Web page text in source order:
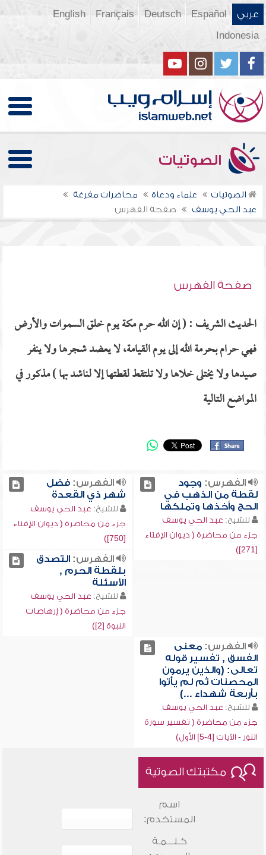
عربي Español
Deutsch
Français
English
Indonesia
الصوتيات
الصوتيات علماء ودعاة
محاضرات مفرغة
عبد الحي يوسف
صفحة الفهرس
صفحة الفهرس
الحديث الشريف : ( إن الله حرم مكة يوم خلق السموات والأرض
فهي حرام بحرمة الله إلى يوم القيامة، لا يعضد شجرها ولا ينفر
صيدها ولا يختلى خلاها ولا تلتقط لقطتها إلا لناشد بها ) مذكور في
المواضع التالية
الفهرس: وجود
لقطة من الذهب في
الحج وأخذها وتملكها
للشيخ: عبد الحي يوسف
جزء من محاضرة ( ديوان الإفتاء
[271])
الفهرس:فضل
شهر ذي القعدة
للشيخ: عبد الحي يوسف
جزء من محاضرة ( ديوان الإفتاء
[750])
الفهرس:التصدق
بلقطة الحرم ,
الأسئلة
للشيخ: عبد الحي يوسف
جزء من محاضرة ( إرهاصات
النبوة [2])
الفهرس:معنى
الفسق , تفسير قوله
تعالى: (والذين يرمون
المحصنات ثم لم يأتوا
بأربعة شهداء ...)
للشيخ: عبد الحي يوسف
جزء من محاضرة ( تفسير سورة
النور - الآيات [4-5] الأول)
مكتبتك الصوتية
اسم
المستخدم:
كـلـــمـة